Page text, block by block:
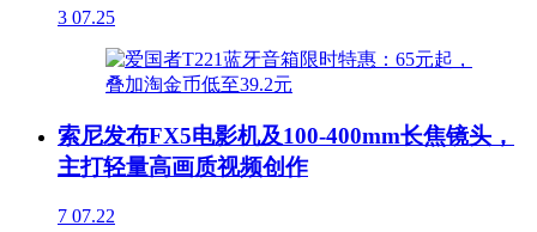
3 07.25
索尼发布FX5电影机及100-400mm长焦镜头，
主打轻量高画质视频创作
7 07.22